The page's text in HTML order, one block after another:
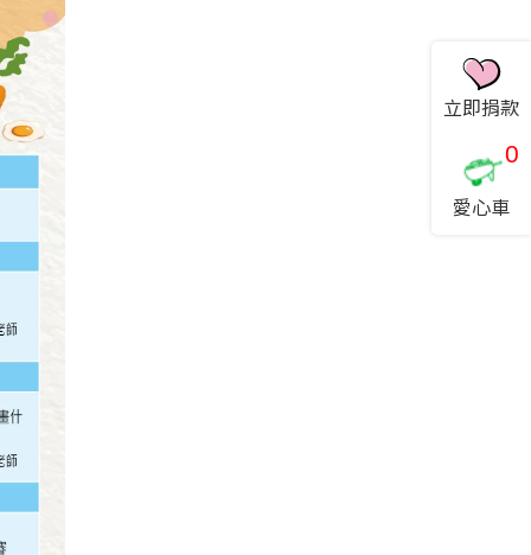
立即捐款
0
愛心車